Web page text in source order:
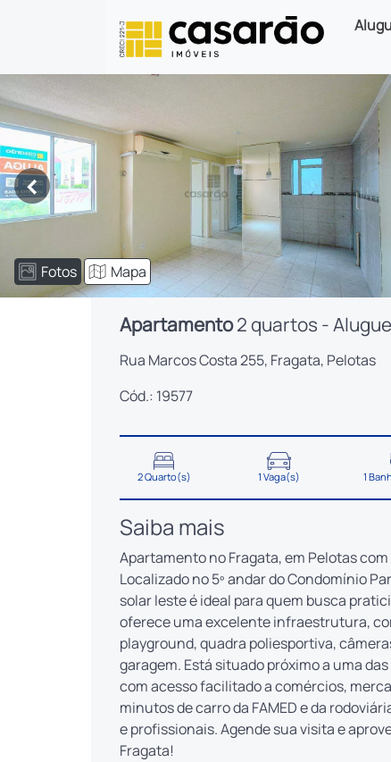
<
Fotos Mapa
Apartamento2 quartos -
Rua Marcos Costa 255, Fragata, Pelotas
Cód.: 19577
2 Quarto(s) 1 Vaga(s) 1
Saiba mais
Apartamento no Fragata, em Pelotas
Localizado no 5º andar do Condomínio
solar leste é ideal para quem busca
oferece uma excelente infraestrutura,
playground, quadra poliesportiva,
garagem. Está situado próximo a uma
com acesso facilitado a comércios,
minutos de carro da FAMED e da
e profissionais. Agende sua visita e
Fragata!